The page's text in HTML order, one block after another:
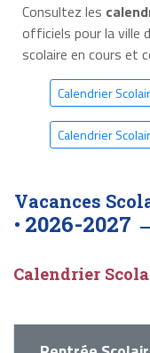
Consultez les
officiels pour la ville
scolaire en cours et
Calendrier
Calendrier
Vacances
• 2026-2027
Calendrier